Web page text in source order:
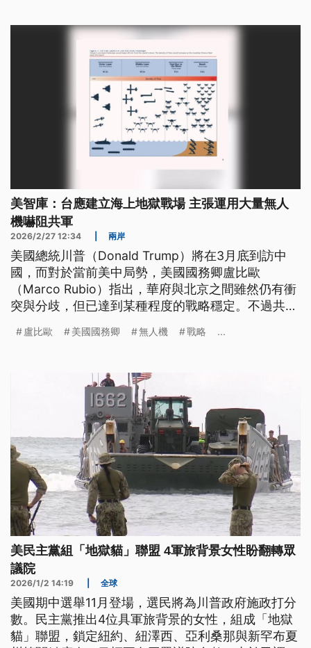
美智庫：台應建立海上地獄戰場 主張運用大量無人
機嚇阻共軍
2026/2/27 12:34 兩岸
美國總統川普（Donald Trump）將在3月底到訪中
國，而對於當前美中局勢，美國國務卿盧比歐
（Marco Rubio）指出，華府與北京之間雖然仍有衝
突與分歧，但已達到某種程度的戰略穩定。不過共軍
象防衛概念為藍圖，主張台灣應該運用大量無人機結
軍下達到嚇阻效果。
盧比歐 美國國務卿 無人機 戰略 ...
美民主黨組「地獄貓」聯盟 4軍旅背景女性盼翻轉眾
議院
2026/1/2 14:19 全球
美國期中選舉11月登場，選民將為川普政府施政打分
數。民主黨推出4位具軍旅背景的女性，組成「地獄
貓」聯盟，鎖定紐約、紐澤西、亞利桑那與新罕布夏